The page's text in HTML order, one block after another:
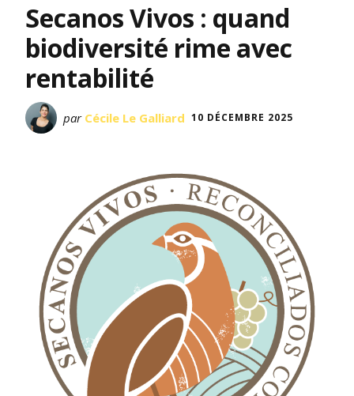
Secanos Vivos : quand
biodiversité rime avec
rentabilité
par Cécile Le Galliard 10 DÉCEMBRE 2025